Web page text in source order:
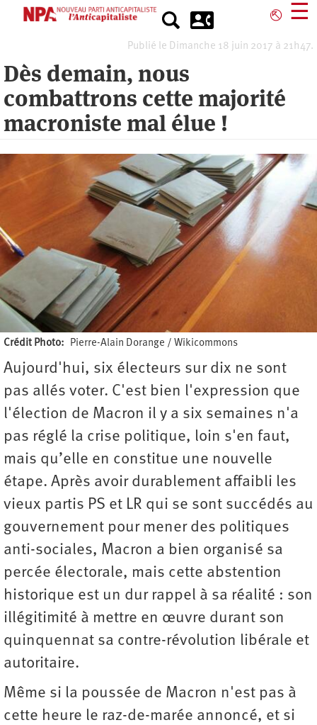
⎋ ☰
Publié le Dimanche 18 juin 2017 à 21h47.
Dès demain, nous
combattrons cette majorité
macroniste mal élue !
Crédit Photo Pierre-Alain Dorange / Wikicommons
Aujourd'hui, six électeurs sur dix ne sont
pas allés voter. C'est bien l'expression que
l'élection de Macron il y a six semaines n'a
pas réglé la crise politique, loin s'en faut,
mais qu’elle en constitue une nouvelle
étape. Après avoir durablement affaibli les
vieux partis PS et LR qui se sont succédés au
gouvernement pour mener des politiques
anti-sociales, Macron a bien organisé sa
percée électorale, mais cette abstention
historique est un dur rappel à sa réalité : son
illégitimité à mettre en œuvre durant son
quinquennat sa contre-révolution libérale et
autoritaire.
Même si la poussée de Macron n'est pas à
cette heure le raz-de-marée annoncé, et si